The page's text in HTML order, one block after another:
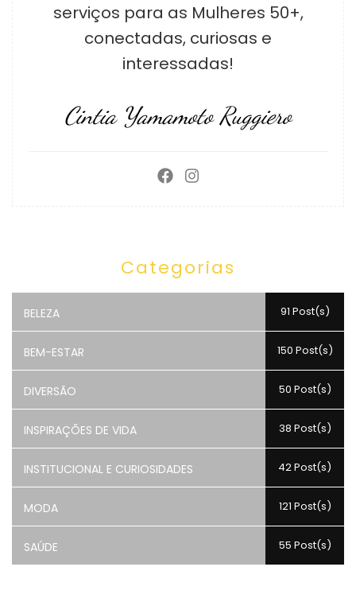
serviços para as Mulheres 50+,
conectadas, curiosas e
interessadas!
Cintia Yamamoto Ruggiero
Categorias
BELEZA 91 Post(s)
BEM-ESTAR 150 Post(s)
DIVERSÃO 50 Post(s)
INSPIRAÇÕES DE VIDA 38 Post(s)
INSTITUCIONAL E CURIOSIDADES 42 Post(s)
MODA 121 Post(s)
SAÚDE 55 Post(s)